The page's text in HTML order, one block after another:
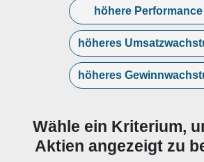
höhere Performance
höheres
höheres
Wähle ein Kriterium,
Aktien angezeigt zu